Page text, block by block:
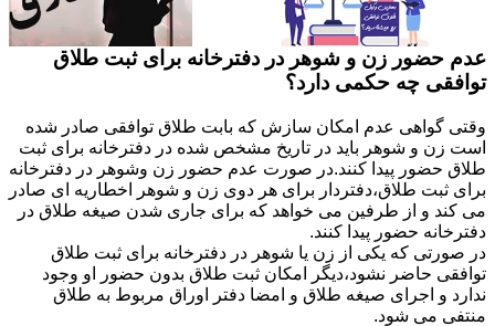
عدم حضور زن و شوهر در دفترخانه برای ثبت طلاق
توافقی چه حکمی دارد؟
وقتی گواهی عدم امکان سازش که بابت طلاق توافقی صادر شده
است زن و شوهر باید در تاریخ مشخص شده در دفترخانه برای ثبت
طلاق حضور پیدا کنند.در صورت عدم حضور زن وشوهر در دفترخانه
برای ثبت طلاق،دفتردار برای هر دوی زن و شوهر اخطاریه ای صادر
می کند و از طرفین می خواهد که برای جاری شدن صیغه طلاق در
دفترخانه حضور پیدا کنند.
در صورتی که یکی از زن یا شوهر در دفترخانه برای ثبت طلاق
توافقی حاضر نشود،دیگر امکان ثبت طلاق بدون حضور او وجود
ندارد و اجرای صیغه طلاق و امضا دفتر اوراق مربوط به طلاق
منتفی می شود.